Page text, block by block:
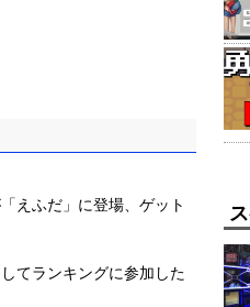
えふだ」に登場、ゲット
てランキングに参加した